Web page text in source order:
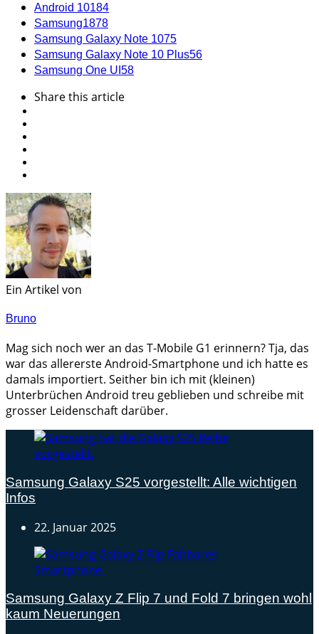
Android 10184
Samsung1878
Samsung Galaxy Note 1075
Samsung Galaxy Note 10 Plus56
Samsung One UI 58
Sharethis article
Ein Artikel von
Bruno
Mag sich noch wer an das T-Mobile G1 erinnern? Tja, das
war das allererste Android-Smartphone und ich hatte es
damals importiert. Seither bin ich mit (kleinen)
Unterbrüchen Android treu geblieben und schreibe mit
grosser Leidenschaft darüber.
Samsung Galaxy S25 vorgestellt: Alle wichtigen
Infos
22. Januar 2025
Samsung Galaxy Z Flip 7 und Fold 7 bringen wohl
kaum Neuerungen